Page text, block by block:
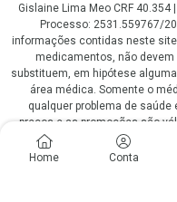
Home Conta
Gislaine Lima Meo CRF
Processo: 2531.559767/
informações contidas neste
medicamentos, não
substituem, em hipótese
área médica. Somente o
qualquer problema de
preços e as promoções são
fotos contidas em nosso
disponibilidade sujeitos a